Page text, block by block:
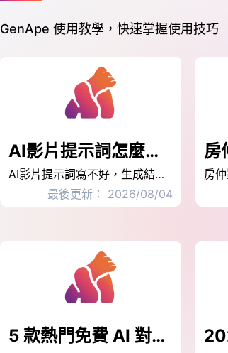
GenApe 使用教學，快速掌握使用技巧
AI影片提示詞怎麼寫？5個描述重點＋實戰範例一次看懂
AI影片提示詞寫不好，生成結果不是靜止就是變形。這篇整理ai影片生成指令的五個描述重點、三種輸入方式寫法，附商品、人物、美食、社群四類ai video prompt範例與六種常見問題修法，直接對照套用。
最後更新： 2026/08/04
5 款熱門免費 AI 對嘴工具推薦：打造爆紅對嘴影片神器